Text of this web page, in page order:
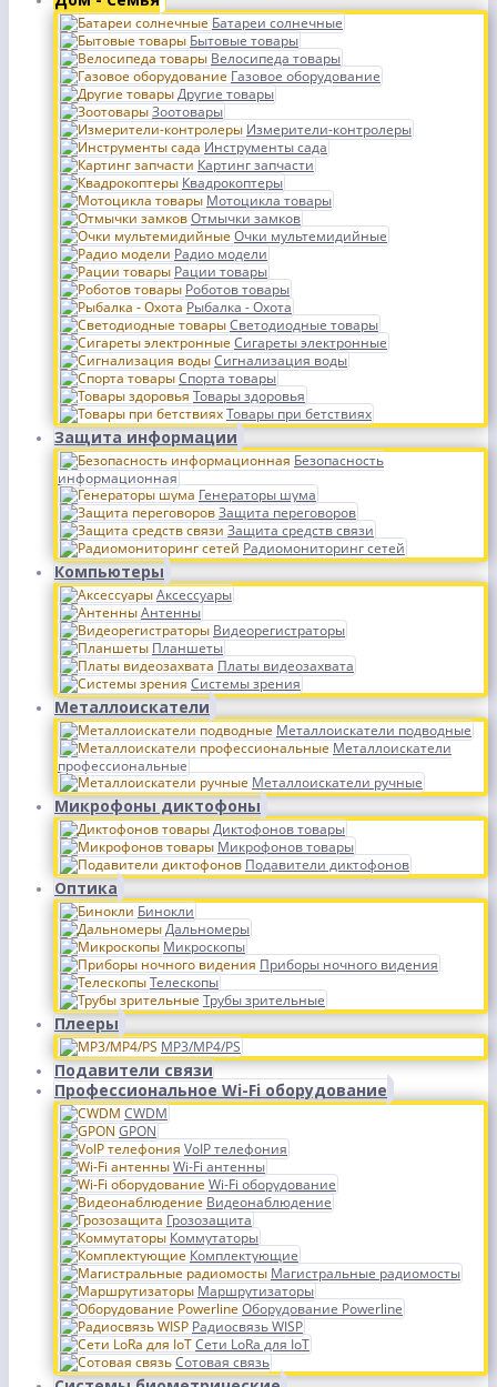
Батареи солнечные
Бытовые товары
Велосипеда товары
Газовое оборудование
Другие товары
Зоотовары
Измерители-контролеры
Инструменты сада
Картинг запчасти
Квадрокоптеры
Мотоцикла товары
Отмычки замков
Очки мультемидийные
Радио модели
Рации товары
Роботов товары
Рыбалка - Охота
Светодиодные товары
Сигареты электронные
Сигнализация воды
Спорта товары
Товары здоровья
Товары при бетствиях
Защита информации
Безопасность
информационная
Генераторы шума
Защита переговоров
Защита средств связи
Радиомониторинг сетей
Компьютеры
Аксессуары
Антенны
Видеорегистраторы
Планшеты
Платы видеозахвата
Системы зрения
Металлоискатели
Металлоискатели подводные
Металлоискатели
профессиональные
Металлоискатели ручные
Микрофоны диктофоны
Диктофонов товары
Микрофонов товары
Подавители диктофонов
Оптика
Бинокли
Дальномеры
Микроскопы
Приборы ночного видения
Телескопы
Трубы зрительные
Плееры
MP3/MP4/PS
Подавители связи
Профессиональное Wi-Fi оборудование
CWDM
GPON
VoIP телефония
Wi-Fi антенны
Wi-Fi оборудование
Видеонаблюдение
Грозозащита
Коммутаторы
Комплектующие
Магистральные радиомосты
Маршрутизаторы
Оборудование Powerline
Радиосвязь WISP
Сети LoRa для IoT
Сотовая связь